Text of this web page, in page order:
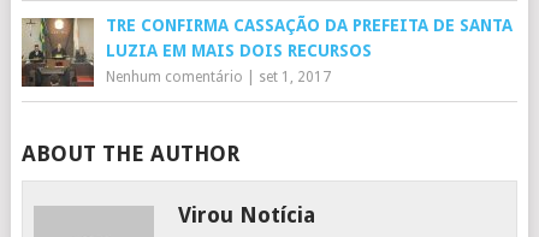
TRE CONFIRMA CASSAÇÃO DA PREFEITA DE SANTA
LUZIA EM MAIS DOIS RECURSOS
Nenhum comentário set 1, 2017
ABOUT THE AUTHOR
Virou Notícia